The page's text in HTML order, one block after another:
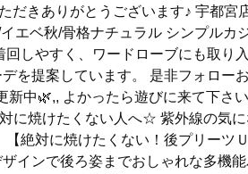
だきありがとうございます♪ 宇都宮
エベ秋/骨格ナチュラル シンプルカ
しやすく、ワードローブにも取り
を提案しています。 是非フォロー
新中🌿,, よかったら遊びに来て下さ
に焼けたくない人へ☆ 紫外線の気に
絶対に焼けたくない！後プリーツＵ
インで後ろ姿までおしゃれな多機